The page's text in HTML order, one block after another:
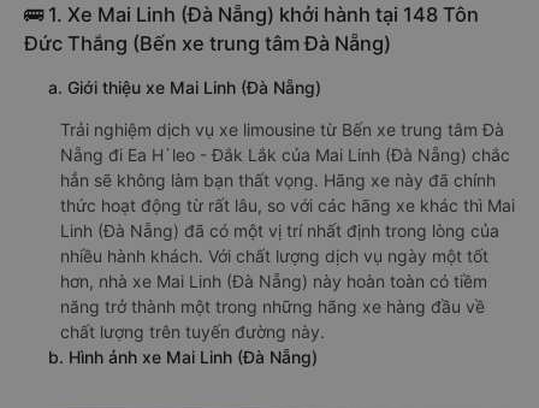
🚌 1. Xe Mai Linh (Đà Nẵng) khởi hành tại 148 Tôn
Đức Thắng (Bến xe trung tâm Đà Nẵng)
a. Giới thiệu xe Mai Linh (Đà Nẵng)
Trải nghiệm dịch vụ xe limousine từ Bến xe trung tâm Đà
Nẵng đi Ea H`leo - Đắk Lắk của Mai Linh (Đà Nẵng) chắc
hẳn sẽ không làm bạn thất vọng. Hãng xe này đã chính
thức hoạt động từ rất lâu, so với các hãng xe khác thì Mai
Linh (Đà Nẵng) đã có một vị trí nhất định trong lòng của
nhiều hành khách. Với chất lượng dịch vụ ngày một tốt
hơn, nhà xe Mai Linh (Đà Nẵng) này hoàn toàn có tiềm
năng trở thành một trong những hãng xe hàng đầu về
chất lượng trên tuyến đường này.
b. Hình ảnh xe Mai Linh (Đà Nẵng)